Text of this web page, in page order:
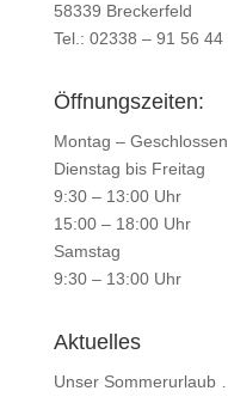
58339 Breckerfeld
Tel.: 02338 – 91 56 44
Öffnungszeiten:
Montag – Geschlossen
Dienstag bis Freitag
9:30 – 13:00 Uhr
15:00 – 18:00 Uhr
Samstag
9:30 – 13:00 Uhr
Aktuelles
Unser Sommerurlaub